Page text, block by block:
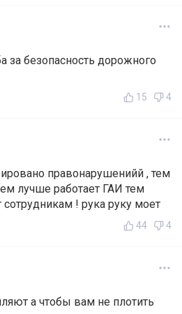
за безопасность дорожного
15 4
правонарушенийй , тем
лучше работает ГАИ тем
! рука руку моет
44 4
а чтобы вам не плотить